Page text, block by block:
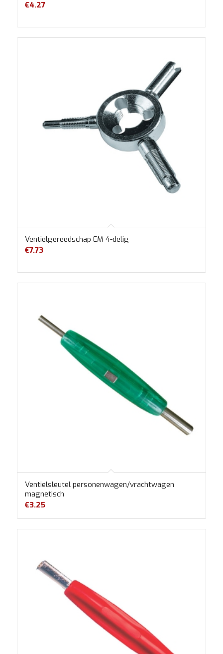
€4.27
Ventielgereedschap EM 4-delig
€7.73
Ventielsleutel personenwagen/vrachtwagen
magnetisch
€3.25